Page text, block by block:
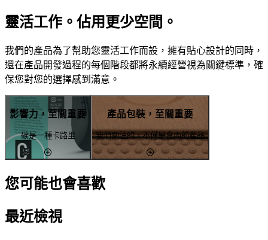
靈活工作。佔用更少空間。
我們的產品為了幫助您靈活工作而設，擁有貼心設計的同時，
還在產品開發過程的每個階段都將永續經營視為關鍵標準，確
保您對您的選擇感到滿意。
影響力，至關重要
碳是一種卡路里
產品包裝，至關重要
我們關注的，不僅是盒內的產品
您可能也會喜歡
最近檢視